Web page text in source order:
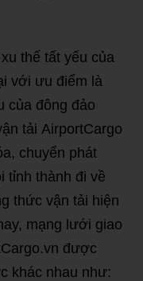
thế tất yếu của
với ưu điểm là
của đông đảo
tải AirportCargo
chuyển phát
tỉnh thành đi về
thức vận tải hiện
mạng lưới giao
được
khác nhau như: